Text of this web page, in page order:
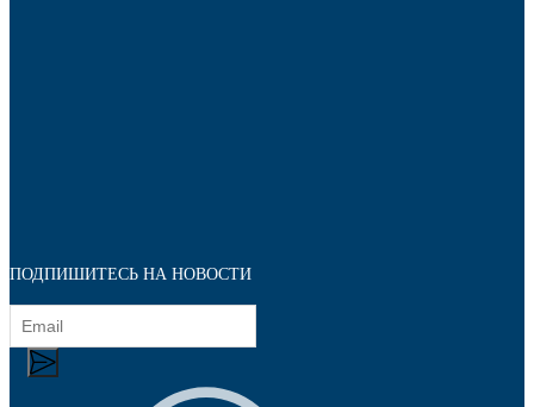
ПОДПИШИТЕСЬ НА НОВОСТИ